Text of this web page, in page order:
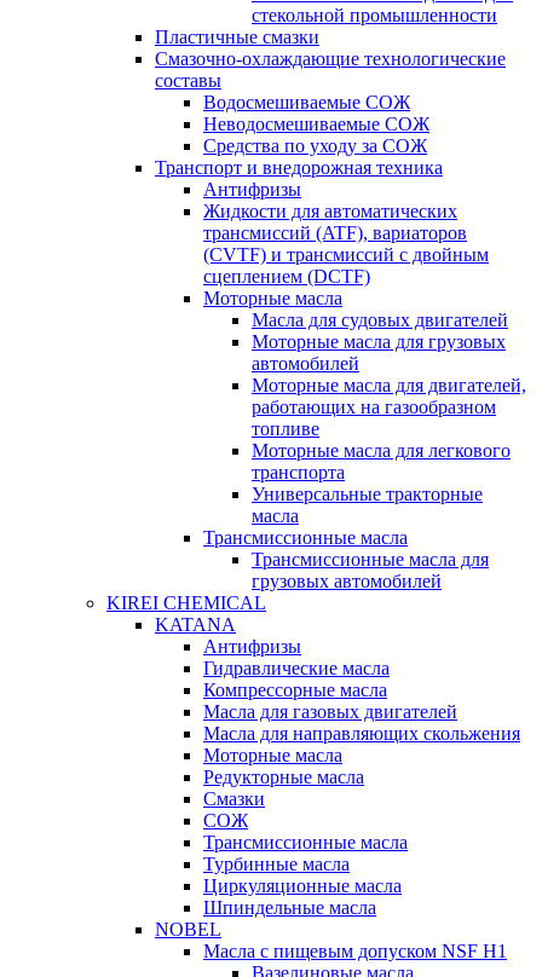
стекольной промышленности
Пластичные смазки
Смазочно-охлаждающие технологические
составы
Водосмешиваемые СОЖ
Неводосмешиваемые СОЖ
Средства по уходу за СОЖ
Транспорт и внедорожная техника
Антифризы
Жидкости для автоматических
трансмиссий (ATF), вариаторов
(CVTF) и трансмиссий с двойным
сцеплением (DCTF)
Моторные масла
Масла для судовых двигателей
Моторные масла для грузовых
автомобилей
Моторные масла для двигателей,
работающих на газообразном
топливе
Моторные масла для легкового
транспорта
Универсальные тракторные
масла
Трансмиссионные масла
Трансмиссионные масла для
грузовых автомобилей
KIREI CHEMICAL
KATANA
Антифризы
Гидравлические масла
Компрессорные масла
Масла для газовых двигателей
Масла для направляющих скольжения
Моторные масла
Редукторные масла
Смазки
СОЖ
Трансмиссионные масла
Турбинные масла
Циркуляционные масла
Шпиндельные масла
NOBEL
Масла с пищевым допуском NSF H1
Вазелиновые масла